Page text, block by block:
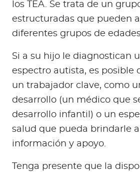
los TEA. Se trata de un
estructuradas que pueden
diferentes grupos de
Si a su hijo le diagnostican
espectro autista, es posible
un trabajador clave, como
desarrollo (un médico que
desarrollo infantil) o un
salud que pueda brindarle
información y apoyo.
Tenga presente que la